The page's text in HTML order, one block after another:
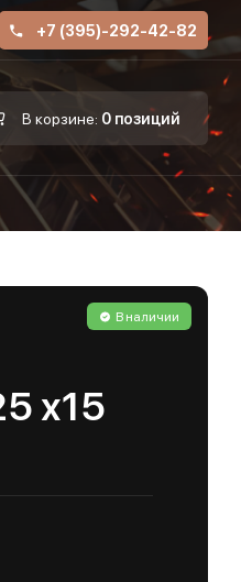
+7 (395)-292-42-82
В корзине: 0 позиций
В наличии
х15